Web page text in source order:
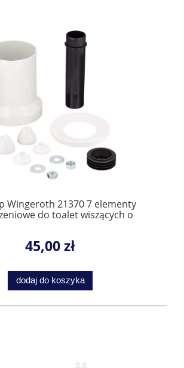
Wingeroth 21370 7 elementy
do toalet wiszących o
45,00 zł
dodaj do koszyka